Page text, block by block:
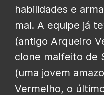
habilidades e
mal. A equipe já
(antigo Arqueiro
clone malfeito de
(uma jovem
Vermelho, o